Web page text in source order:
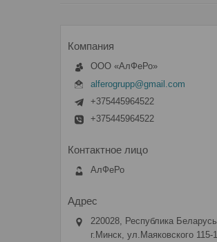
ООО «АлФеРо»
alferogrupp@gmail.com
+375445964522
+375445964522
АлФеРо
220028, Республика Беларусь,
г.Минск, ул.Маяковского 115-1,